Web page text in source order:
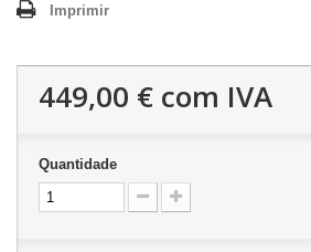
Imprimir
449,00 € com IVA
Quantidade